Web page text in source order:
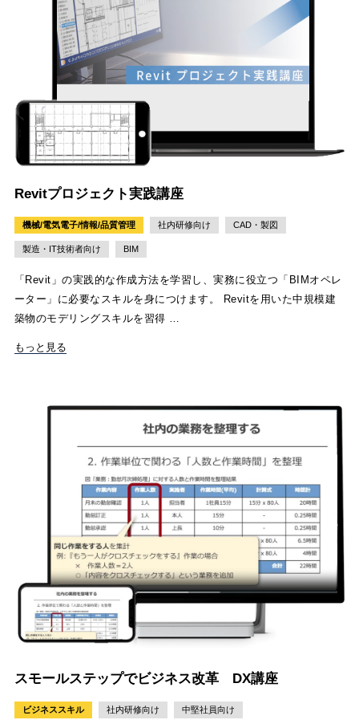
Revitプロジェクト実践講座
機械/電気電子/情報/品質管理 社内研修向け CAD・製図
製造・IT技術者向け BIM
「Revit」の実践的な作成方法を学習し、実務に役立つ「BIMオペレ
ーター」に必要なスキルを身につけます。 Revitを用いた中規模建
築物のモデリングスキルを習得 …
もっと見る
スモールステップでビジネス改革 DX講座
ビジネススキル 社内研修向け 中堅社員向け